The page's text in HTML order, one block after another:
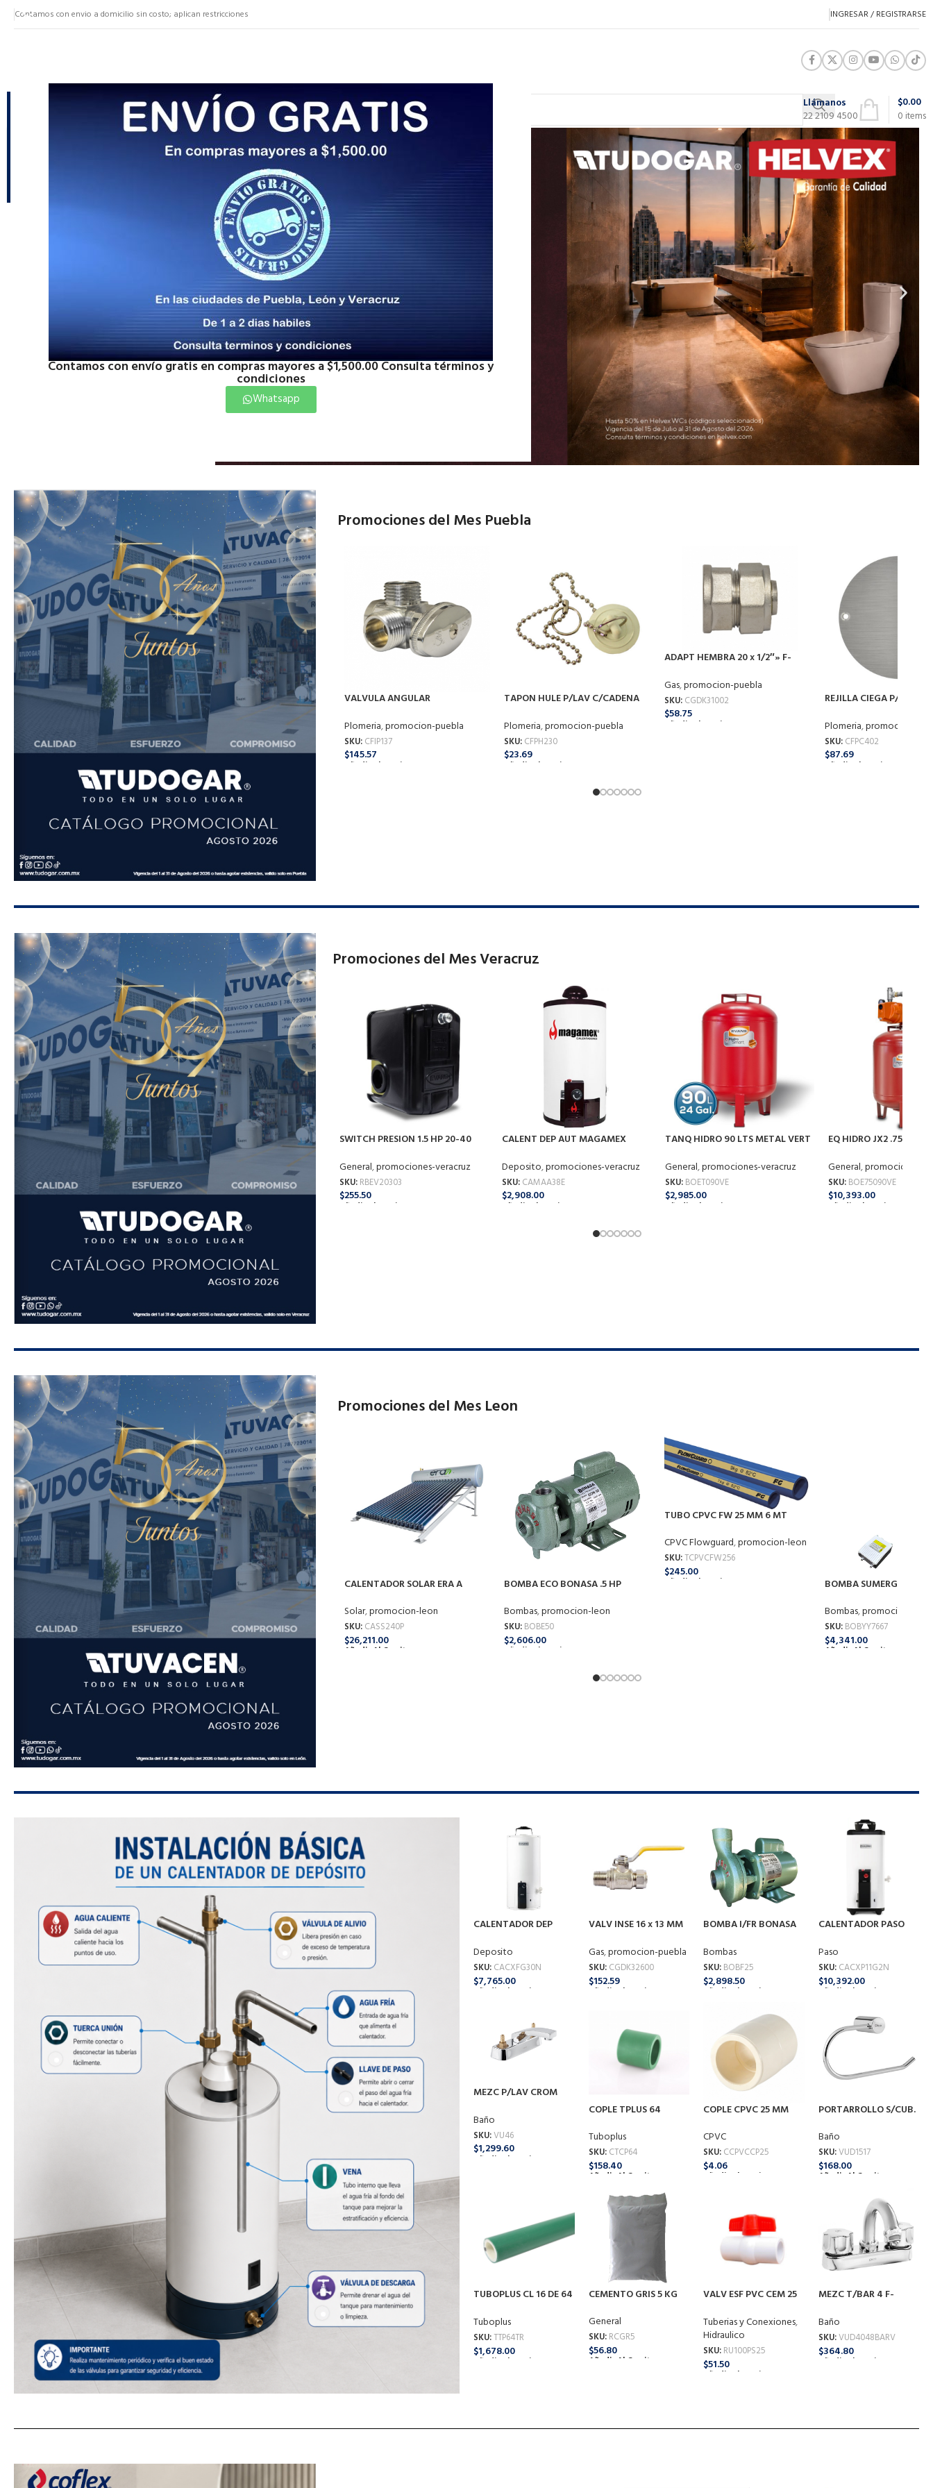
Contamos con envío gratis en compras mayores a $1,500.00 Consulta términos y
condiciones
Whatsapp
Contamos con envio a domicilio sin costo; aplican restricciones INGRESAR / REGISTRARSE
NUESTRAS CATEGORÍAS
CATEGORÍAS
Llámanos
22 2109 4500
0 items
$0.00
Promociones del Mes Puebla
VALVULA ANGULAR
COFLEX
Plomeria,promocion-puebla
SKU: CFIP137
$145.57
Añadir Al Carrito
TAPON HULE P/LAV C/CADENA
Plomeria,promocion-puebla
SKU: CFPH230
$23.69
Añadir Al Carrito
ADAPT HEMBRA 20 x 1/2″» F-
Gas,promocion-puebla
SKU: CGDK31002
$58.75
Añadir Al Carrito
REJILLA CIEGA P/
Plomeria,promocion-
SKU: CFPC402
$87.69
Añadir Al Carrito
Promociones del Mes Veracruz
SWITCH PRESION 1.5 HP 20-40
General,promociones-veracruz
SKU: RBEV20303
$255.50
Añadir Al Carrito
CALENT DEP AUT MAGAMEX
Deposito,promociones-veracruz
SKU: CAMAA38E
$2,908.00
Añadir Al Carrito
TANQ HIDRO 90 LTS METAL VERT
General,promociones-veracruz
SKU: BOET090VE
$2,985.00
Añadir Al Carrito
EQ HIDRO JX2 .75 HP 90
General,promociones-
SKU: BOE75090VE
$10,393.00
Añadir Al Carrito
Promociones del Mes Leon
CALENTADOR SOLAR ERA A
Solar,promocion-leon
SKU: CASS240P
$26,211.00
Añadir Al Carrito
BOMBA ECO BONASA .5 HP
Bombas,promocion-leon
SKU: BOBE50
$2,606.00
Añadir Al Carrito
TUBO CPVC FW 25 MM 6 MT
CPVC Flowguard,promocion-leon
SKU:TCPVCFW256
$245.00
Añadir Al Carrito
BOMBA SUMERG P/
BONASA
Bombas,promocion-leon
SKU: BOBYY7667
$4,341.00
Añadir Al Carrito
CALENTADOR DEP
G-NA
Deposito
SKU: CACXFG30N
$7,765.00
Añadir Al Carrito
VALV INSE 16 x 13 MM
VI10-CC
Gas,promocion-puebla
SKU: CGDK32600
$152.59
Añadir Al Carrito
BOMBA I/FR BONASA
Bombas
SKU: BOBF25
$2,898.50
Añadir Al Carrito
CALENTADOR PASO
NA CALOREX
Paso
SKU: CACXP11G2N
$10,392.00
Añadir Al Carrito
MEZC P/LAV CROM
Baño
SKU:VU46
$1,299.60
Añadir Al Carrito
COPLE TPLUS 64
Tuboplus
SKU: CTCP64
$158.40
Añadir Al Carrito
COPLE CPVC 25 MM
CPVC
SKU: CCPVCCP25
$4.06
Añadir Al Carrito
PORTARROLLO S/CUB.
Baño
SKU:VUD1517
$168.00
Añadir Al Carrito
TUBOPLUS CL 16 DE 64
Tuboplus
SKU:TTP64TR
$1,678.00
Añadir Al Carrito
CEMENTO GRIS 5 KG
General
SKU: RCGR5
$56.80
Añadir Al Carrito
VALV ESF PVC CEM 25
Tuberias y Conexiones,
Hidraulico
SKU: RU100PS25
$51.50
Añadir Al Carrito
MEZC T/BAR 4 F-
Baño
SKU:VUD4048BARV
$364.80
Añadir Al Carrito